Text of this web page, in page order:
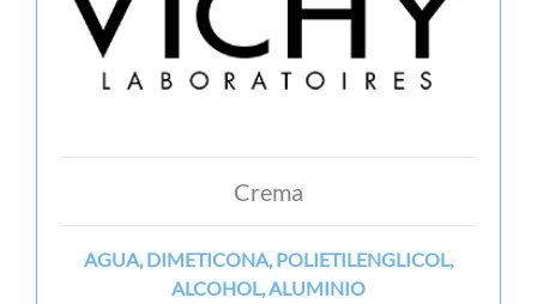
Crema
AGUA, DIMETICONA, POLIETILENGLICOL,
ALCOHOL, ALUMINIO